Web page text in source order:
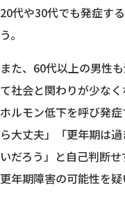
20代や30代でも発症す
う。
また、60代以上の男性
て社会と関わりが少な
ホルモン低下を呼び発
ら大丈夫」「更年期は
いだろう」と自己判断
更年期障害の可能性を疑